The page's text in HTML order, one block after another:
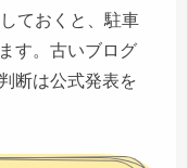
ておくと、駐車
す。古いブログ
断は公式発表を